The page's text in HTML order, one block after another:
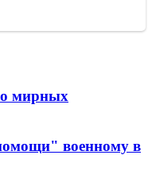
о мирных
военному в